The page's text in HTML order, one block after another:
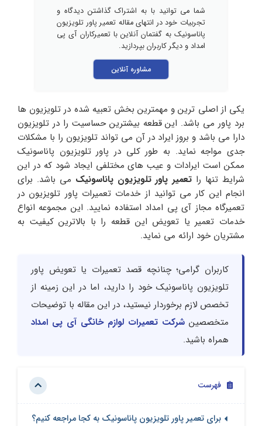
شما می توانید با به اشتراک گذاشتن دیدگاه و
تجربیات خود در انتهای مقاله تعمیر پاور تلویزیون
پاناسونیک به گفتمان آنلاین با تعمیرکاران آی پی
امداد و دیگر کاربران بپردازید.
مشاوره آنلاین
یکی از اصلی ترین و مهمترین بخش تعبیه شده در تلویزیون ها
برد پاور می باشد. این قطعه بیشترین حساسیت را در تلویزیون
دارا می باشد و بروز ایراد در آن می تواند تلویزیون را با مشکلات
جدی مواجه نماید. به طور کلی در پاور تلویزیون پاناسونیک
ممکن است ایرادات و عیب های مختلفی ایجاد شود که در این
شرایط تنها را تعمیر پاور تلویزیون پاناسونیک می باشد. برای
انجام این کار می توانید از خدمات تعمیرات پاور تلویزیون در
تعمیرگاه مجاز آی پی امداد استفاده نمایید. این مجموعه انواع
خدمات تعمیر یا تعویض این قطعه را با بالاترین کیفیت به
مشتریان خود ارائه می نماید.
کاربران گرامی؛ چنانچه قصد تعمیرات یا تعویض پاور
تلویزیون پاناسونیک خود را دارید، اما در این زمینه از
تخصص لازم برخوردار نیستید، در این مقاله با توضیحات
متخصصین شرکت تعمیرات لوازم خانگی آی پی امداد
همراه باشید.
فهرست
برای تعمیر پاور تلویزیون پاناسونیک به کجا مراجعه کنیم؟